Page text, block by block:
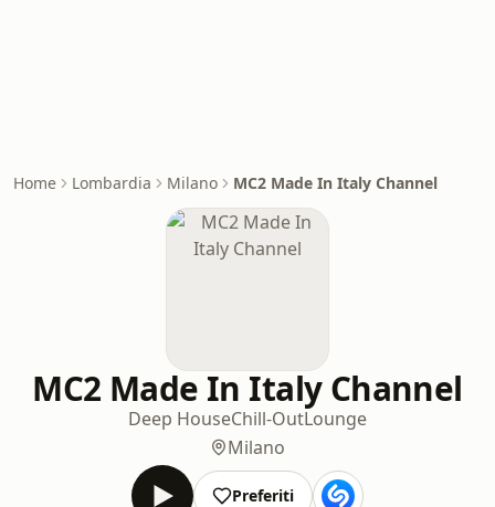
Home Lombardia Milano MC2 Made In Italy Channel
MC2 Made In Italy Channel
Deep HouseChill-OutLounge
Milano
Preferiti